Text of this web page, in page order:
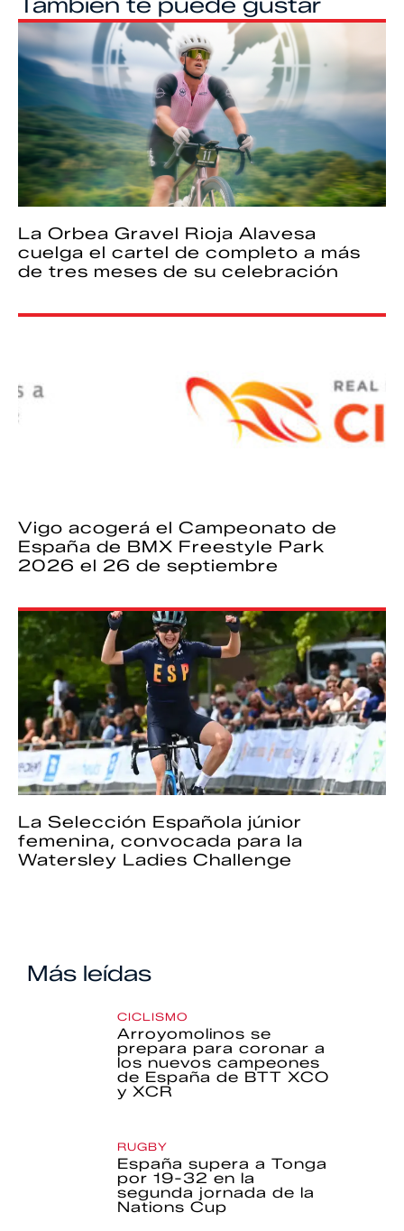
La Orbea Gravel Rioja Alavesa
cuelga el cartel de completo a más
de tres meses de su celebración
Vigo acogerá el Campeonato de
España de BMX Freestyle Park
2026 el 26 de septiembre
La Selección Española júnior
femenina, convocada para la
Watersley Ladies Challenge
Más leídas
CICLISMO
Arroyomolinos se
prepara para coronar a
los nuevos campeones
de España de BTT XCO
y XCR
RUGBY
España supera a Tonga
por 19-32 en la
segunda jornada de la
Nations Cup